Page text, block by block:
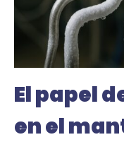
El papel
en el